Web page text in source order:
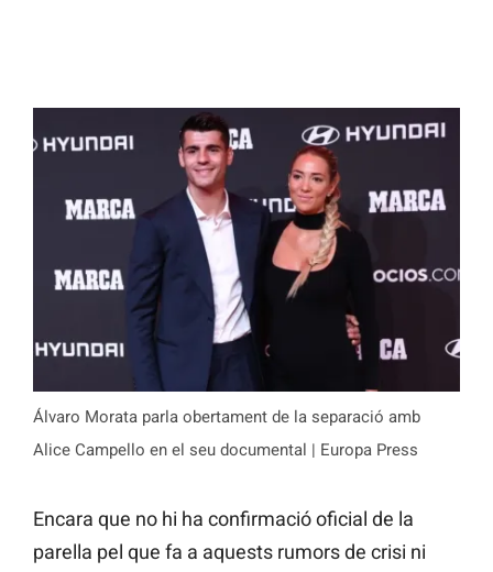
Álvaro Morata parla obertament de la separació amb
Alice Campello en el seu documental | Europa Press
Encara que no hi ha confirmació oficial de la
parella pel que fa a aquests rumors de crisi ni